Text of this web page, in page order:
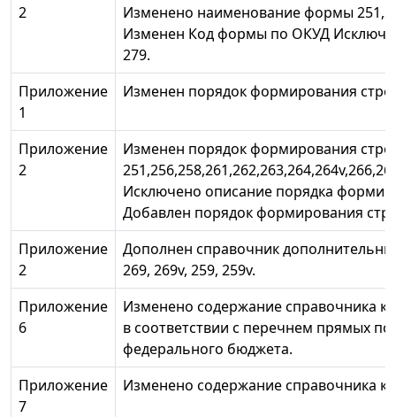
2
Изменено наименование формы
Изменен Код формы по ОКУД
279.
Приложение
1
Изменен порядок формирования
Приложение
2
Изменен порядок формирования
Исключено описание порядка
Добавлен порядок формирования
Приложение
2
Дополнен справочник
269, 269v, 259, 259v.
Приложение
6
Изменено содержание справочника
в соответствии с перечнем прямых
федерального бюджета.
Приложение
7
Изменено содержание справочника